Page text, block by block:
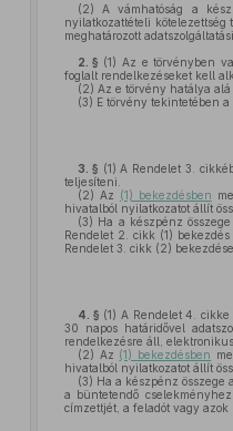
(2) A vámhatóság a
nyilatkozattételi kötelezettség
meghatározott
2. § (1) Az e törvényben
foglalt rendelkezéseket kell
(2) Az e törvény hatálya
(3) E törvény tekintetében
3. § (1) A Rendelet 3.
teljesíteni.
(2) Az (1) bekezdésben
hivatalból nyilatkozatot állít
(3) Ha a készpénz
Rendelet 2. cikk (1) bekezdés
Rendelet 3. cikk (2)
4. § (1) A Rendelet 4.
30 napos határidővel
rendelkezésre áll,
(2) Az (1) bekezdésben
hivatalból nyilatkozatot állít
(3) Ha a készpénz
a büntetendő
címzettjét, a feladót vagy azok